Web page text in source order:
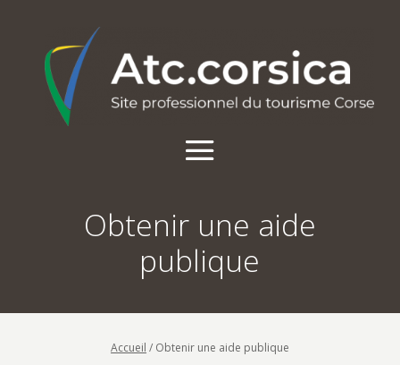
Obtenir une aide
publique
Accueil / Obtenir une aide publique